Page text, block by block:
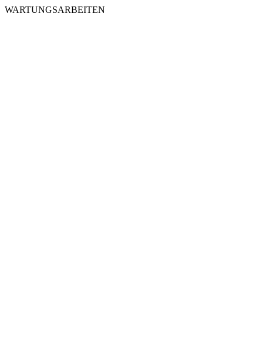
WARTUNGSARBEITEN